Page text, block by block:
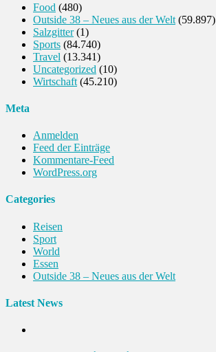
Food (480)
Outside 38 – Neues aus der Welt (59.897)
Salzgitter(1)
Sports (84.740)
Travel (13.341)
Uncategorized (10)
Wirtschaft (45.210)
Meta
Anmelden
Feed der Einträge
Kommentare-Feed
WordPress.org
Categories
Reisen
Sport
World
Essen
Outside 38 – Neues aus der Welt
Latest News